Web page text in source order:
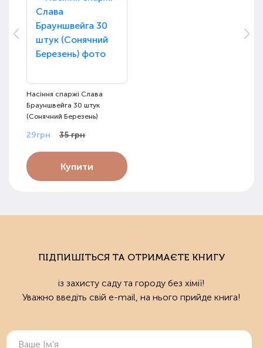
Насіння спаржі Слава
Брауншвейга 30 штук
(Сонячний Березень)
29грн 35 грн
Купити
ПІДПИШІТЬСЯ ТА ОТРИМАЄТЕ КНИГУ
із захисту саду та городу без хімії!
Уважно введіть свій e-mail, на нього прийде книга!